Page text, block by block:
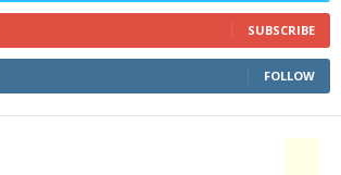
SUBSCRIBE
FOLLOW